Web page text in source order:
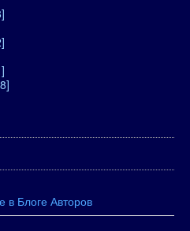
в Блоге Авторов